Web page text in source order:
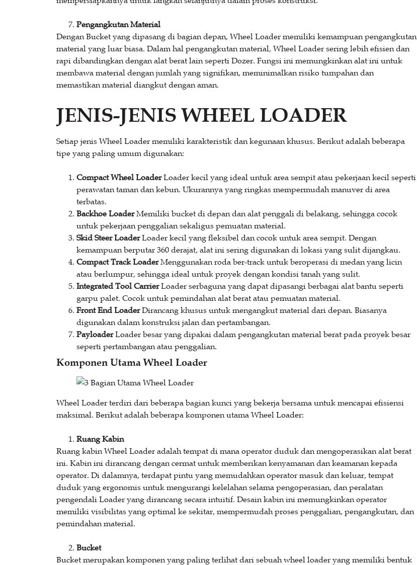
Pengangkutan Material
Dengan Bucket yang dipasang di bagian depan, Wheel Loader memiliki kemampuan pengangkutan
material yang luar biasa. Dalam hal pengangkutan material, Wheel Loader sering lebih efisien dan
rapi dibandingkan dengan alat berat lain seperti Dozer. Fungsi ini memungkinkan alat ini untuk
membawa material dengan jumlah yang signifikan, meminimalkan risiko tumpahan dan
memastikan material diangkut dengan aman.
JENIS-JENIS WHEEL LOADER
Setiap jenis Wheel Loader memiliki karakteristik dan kegunaan khusus. Berikut adalah beberapa
tipe yang paling umum digunakan:
Compact Wheel LoaderLoader kecil yang ideal untuk area sempit atau pekerjaan kecil seperti
perawatan taman dan kebun. Ukurannya yang ringkas mempermudah manuver di area
terbatas.
Backhoe LoaderMemiliki bucket di depan dan alat penggali di belakang, sehingga cocok
untuk pekerjaan penggalian sekaligus pemuatan material.
Skid Steer LoaderLoader kecil yang fleksibel dan cocok untuk area sempit. Dengan
kemampuan berputar 360 derajat, alat ini sering digunakan di lokasi yang sulit dijangkau.
Compact Track LoaderMenggunakan roda ber-track untuk beroperasi di medan yang licin
atau berlumpur, sehingga ideal untuk proyek dengan kondisi tanah yang sulit.
Integrated Tool CarrierLoader serbaguna yang dapat dipasangi berbagai alat bantu seperti
garpu palet. Cocok untuk pemindahan alat berat atau pemuatan material.
Front End LoaderDirancang khusus untuk mengangkut material dari depan. Biasanya
digunakan dalam konstruksi jalan dan pertambangan.
PayloaderLoader besar yang dipakai dalam pengangkutan material berat pada proyek besar
seperti pertambangan atau penggalian.
Komponen Utama Wheel Loader
Wheel Loader terdiri dari beberapa bagian kunci yang bekerja bersama untuk mencapai efisiensi
maksimal. Berikut adalah beberapa komponen utama Wheel Loader:
Ruang Kabin
Ruang kabin Wheel Loader adalah tempat di mana operator duduk dan mengoperasikan alat berat
ini. Kabin ini dirancang dengan cermat untuk memberikan kenyamanan dan keamanan kepada
operator. Di dalamnya, terdapat pintu yang memudahkan operator masuk dan keluar, tempat
duduk yang ergonomis untuk mengurangi kelelahan selama pengoperasian, dan peralatan
pengendali Loader yang dirancang secara intuitif. Desain kabin ini memungkinkan operator
memiliki visibilitas yang optimal ke sekitar, mempermudah proses penggalian, pengangkutan, dan
pemindahan material.
Bucket
Bucket merupakan komponen yang paling terlihat dari sebuah wheel loader yang memiliki bentuk